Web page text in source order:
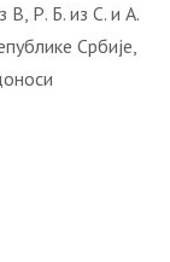
Р. Б. из С. и А.
Србије,